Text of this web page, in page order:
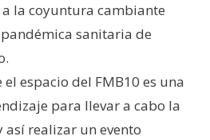
la coyuntura cambiante
sanitaria de
el espacio del FMB10 es una
para llevar a cabo la
realizar un evento